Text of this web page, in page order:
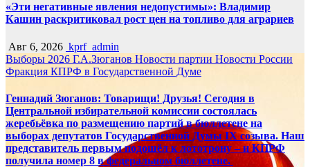
«Эти негативные явления недопустимы»: Владимир
Кашин раскритиковал рост цен на топливо для аграриев
Авг 6, 2026 kprf_admin
Выборы 2026 Г.А.Зюганов Новости партии Новости России
Фракция КПРФ в Государственной Думе
Геннадий Зюганов: Товарищи! Друзья! Сегодня в
Центральной избирательной комиссии состоялась
жеребьёвка по размещению партий в бюллетене на
выборах депутатов Государственной Думы IX созыва. Наш
представитель первым подошёл к лототрону – и КПРФ
получила номер 8 в федеральном бюллетене.